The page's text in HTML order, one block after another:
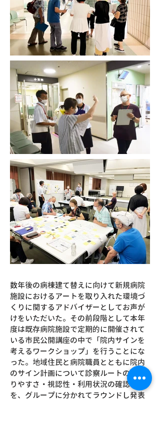
数年後の病棟建て替えに向けて新規病院
施設におけるアートを取り入れた環境づ
くりに関するアドバイザーとしてお声が
けをいただいた。その前段階として本年
度は既存病院施設で定期的に開催されて
いる市民公開講座の中で「院内サインを
考えるワークショップ」を行うことにな
った。地域住民と病院職員とともに院内
のサイン計画について診察ルートのわか
りやすさ・視認性・利用状況の確認など
を、グループに分かれてラウンドし発表